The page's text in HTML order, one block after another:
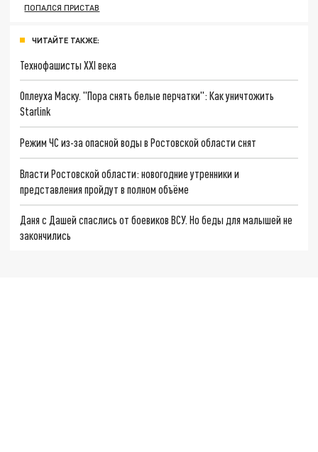
ПОПАЛСЯ ПРИСТАВ
ЧИТАЙТЕ ТАКЖЕ:
Технофашисты XXI века
Оплеуха Маску. "Пора снять белые перчатки": Как уничтожить
Starlink
Режим ЧС из-за опасной воды в Ростовской области снят
Власти Ростовской области: новогодние утренники и
представления пройдут в полном объёме
Даня с Дашей спаслись от боевиков ВСУ. Но беды для малышей не
закончились